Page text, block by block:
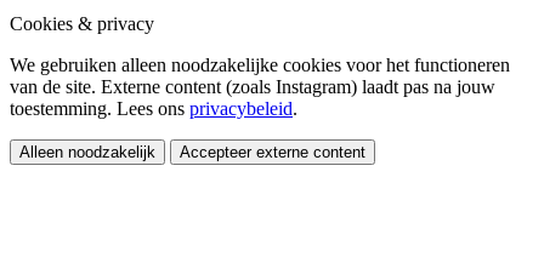
Cookies & privacy
We gebruiken alleen noodzakelijke cookies voor het functioneren
van de site. Externe content (zoals Instagram) laadt pas na jouw
toestemming. Lees ons privacybeleid.
Alleen noodzakelijk Accepteer externe content